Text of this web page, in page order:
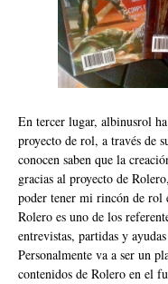
En tercer lugar, albinusrol
proyecto de rol, a través de
conocen saben que la
gracias al proyecto de
poder tener mi rincón de rol
Rolero es uno de los
entrevistas, partidas y
Personalmente va a ser un
contenidos de Rolero en el